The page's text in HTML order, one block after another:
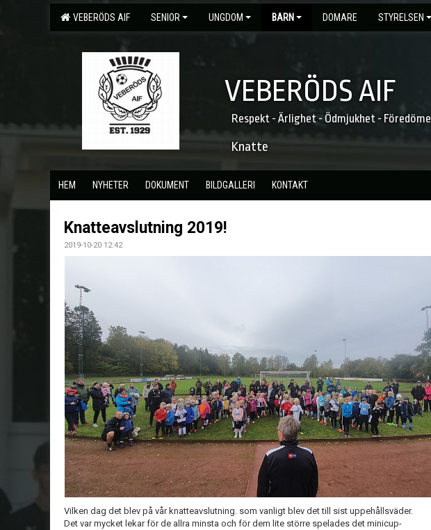
VEBERÖDS AIF SENIOR UNGDOM BARN DOMARE STYRELSEN
VEBERÖDS AIF
Respekt - Ärlighet - Ödmjukhet - Föredöme
Knatte
HEM NYHETER DOKUMENT BILDGALLERI KONTAKT
Knatteavslutning 2019!
2019-10-20 12:42
Vilken dag det blev på vår knatteavslutning. som vanligt blev det till sist uppehållsväder.
Det var mycket lekar för de allra minsta och för dem lite större spelades det minicup-